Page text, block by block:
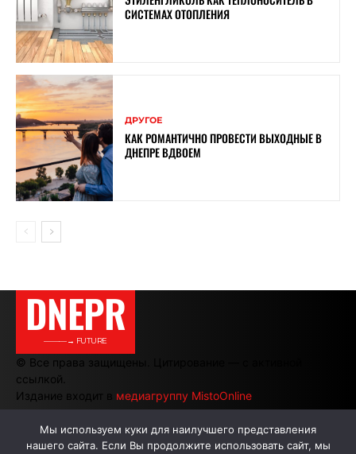
СИСТЕМАХ ОТОПЛЕНИЯ
ДРУГОЕ
КАК РОМАНТИЧНО ПРОВЕСТИ ВЫХОДНЫЕ В
ДНЕПРЕ ВДВОЕМ
DNEPR
———→ FUTURE
© Все права защищены. Цитирование — с активной
ссылкой.
Издание входит в медиагруппу MistoOnline
АВТОРЫ РЕКЛАМА НА САЙТЕ
Мы используем куки для наилучшего представления
нашего сайта. Если Вы продолжите использовать сайт, мы